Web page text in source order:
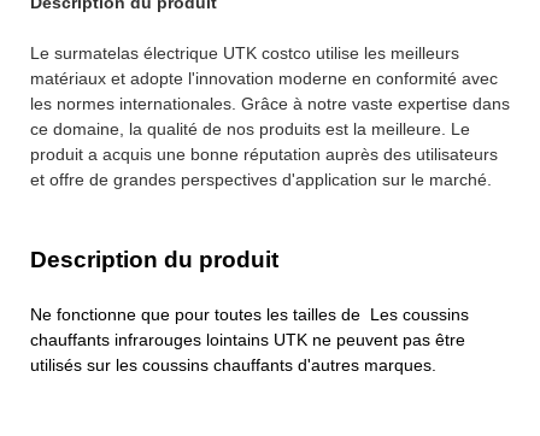
Le surmatelas électrique UTK costco utilise les meilleurs
matériaux et adopte l'innovation moderne en conformité avec
les normes internationales. Grâce à notre vaste expertise dans
ce domaine, la qualité de nos produits est la meilleure. Le
produit a acquis une bonne réputation auprès des utilisateurs
et offre de grandes perspectives d'application sur le marché.
Description du produit
Ne fonctionne que pour toutes les tailles de Les coussins
chauffants infrarouges lointains UTK ne peuvent pas être
utilisés sur les coussins chauffants d'autres marques.